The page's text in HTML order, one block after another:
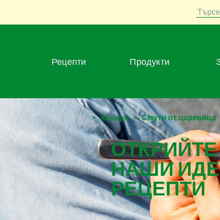
Рецепти Продукти
> Retsepti > Смути от царевица
НАШИ
РЕЦЕПТИ